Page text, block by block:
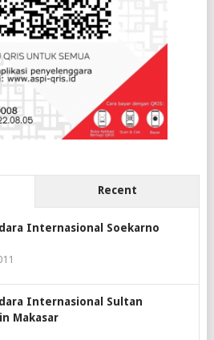
Recent
Internasional Soekarno
Internasional Sultan
Makasar